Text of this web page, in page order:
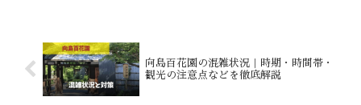
向島百花園の混雑状況｜時期・時間帯・
観光の注意点などを徹底解説